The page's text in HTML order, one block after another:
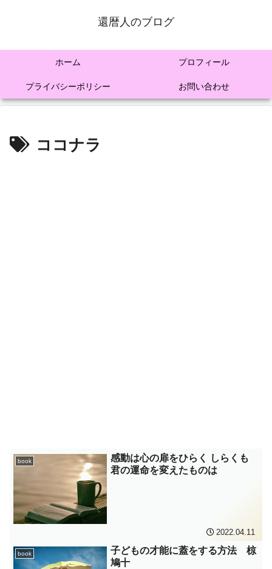
還暦人のブログ
ホーム プロフィール
プライバシーポリシー お問い合わせ
ココナラ
book
感動は心の扉をひらく しらくも
君の運命を変えたものは
2022.04.11
book
子どもの才能に蓋をする方法 椋
鳩十